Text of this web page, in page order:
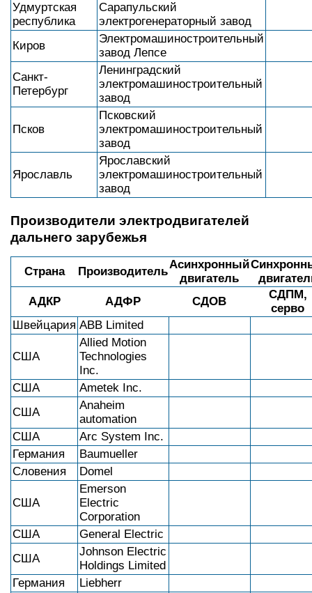
Удмуртская
республика
Сарапульский
электрогенераторный завод
Киров
Электромашиностроительный
завод Лепсе
Санкт-
Петербург
Ленинградский
электромашиностроительный
завод
Псков
Псковский
электромашиностроительный
завод
Ярославль
Ярославский
электромашиностроительный
завод
Производители электродвигателей
дальнего зарубежья
Страна Производитель
Асинхронный
двигатель
АДКР
АДФР СДОВ
СДПМ,
серво
Швейцария ABB Limited
США
Allied Motion
Technologies
Inc.
США
Ametek Inc.
США
Anaheim
automation
США
Arc System Inc.
Германия
Baumueller
Словения
Domel
США
Emerson
Electric
Corporation
США
General Electric
США
Johnson Electric
Holdings Limited
Германия
Liebherr